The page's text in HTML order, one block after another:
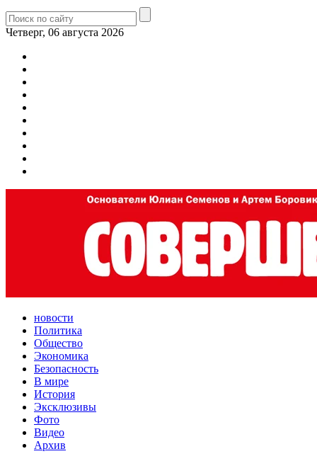
Четверг, 06 августа 2026
новости
Политика
Общество
Экономика
Безопасность
В мире
История
Эксклюзивы
Фото
Видео
Архив